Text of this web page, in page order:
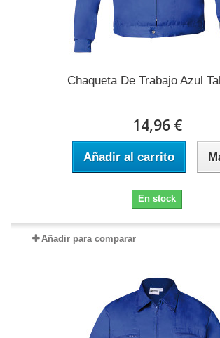
Chaqueta De Trabajo Azul
14,96 €
Añadir al carrito
En stock
Añadir para comparar